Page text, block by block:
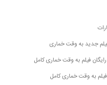
جدید به وقت خماری
رایگان فیلم به وقت خماری کامل
فیلم به وقت خماری کامل